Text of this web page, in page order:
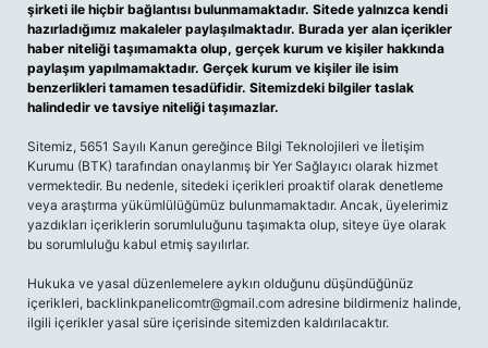
şirketi ile hiçbir bağlantısı bulunmamaktadır. Sitede yalnızca kendi
hazırladığımız makaleler paylaşılmaktadır. Burada yer alan içerikler
haber niteliği taşımamakta olup, gerçek kurum ve kişiler hakkında
paylaşım yapılmamaktadır. Gerçek kurum ve kişiler ile isim
benzerlikleri tamamen tesadüfidir. Sitemizdeki bilgiler taslak
halindedir ve tavsiye niteliği taşımazlar.
Sitemiz, 5651 Sayılı Kanun gereğince Bilgi Teknolojileri ve İletişim
Kurumu (BTK) tarafından onaylanmış bir Yer Sağlayıcı olarak hizmet
vermektedir. Bu nedenle, sitedeki içerikleri proaktif olarak denetleme
veya araştırma yükümlülüğümüz bulunmamaktadır. Ancak, üyelerimiz
yazdıkları içeriklerin sorumluluğunu taşımakta olup, siteye üye olarak
bu sorumluluğu kabul etmiş sayılırlar.
Hukuka ve yasal düzenlemelere aykırı olduğunu düşündüğünüz
içerikleri, backlinkpanelicomtr@gmail.com adresine bildirmeniz halinde,
ilgili içerikler yasal süre içerisinde sitemizden kaldırılacaktır.